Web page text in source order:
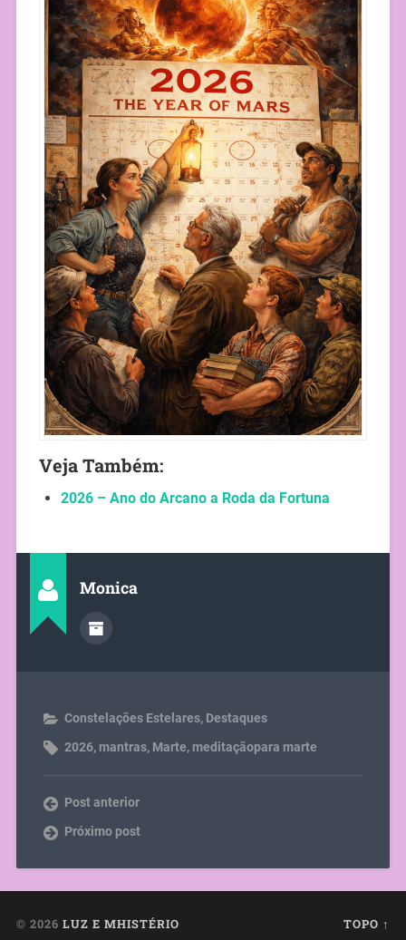
Veja Também:
2026 – Ano do Arcano a Roda da Fortuna
Monica
Constelações Estelares, Destaques
2026, mantras, Marte, meditaçãopara marte
Post anterior
Próximo post
© 2026 LUZ E MHISTÉRIO TOPO ↑